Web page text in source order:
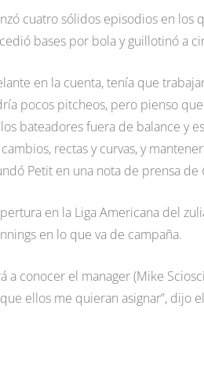
cuatro sólidos episodios en
bases por bola y guillotinó a
en la cuenta, tenía que
pocos pitcheos, pero pienso
bateadores fuera de balance y
rectas y curvas, y
Petit en una nota de prensa de
en la Liga Americana del
en lo que va de campaña.
a conocer el manager (Mike
ellos me quieran asignar”, dijo